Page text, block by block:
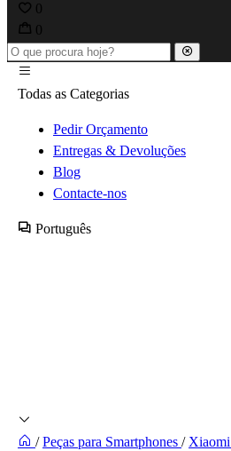
0
0
Todas as Categorias
Pedir Orçamento
Entregas & Devoluções
Blog
Contacte-nos
Português
/ Peças para Smartphones / Xiaomi